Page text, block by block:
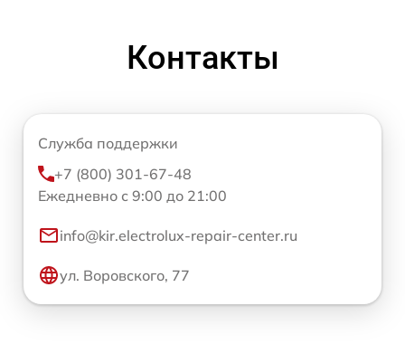
Контакты
Служба поддержки
+7 (800) 301-67-48
Ежедневно с 9:00 до 21:00
info@kir.electrolux-repair-center.ru
ул. Воровского, 77